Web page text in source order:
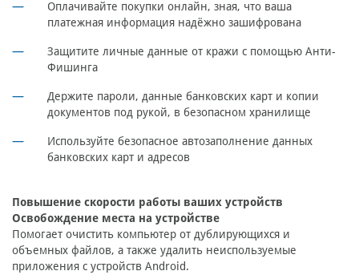
Оплачивайте покупки онлайн, зная, что ваша
платежная информация надёжно зашифрована
Защитите личные данные от кражи с помощью Анти-
Фишинга
Держите пароли, данные банковских карт и копии
документов под рукой, в безопасном хранилище
Используйте безопасное автозаполнение данных
банковских карт и адресов
Повышение скорости работы ваших устройств
Освобождение места на устройстве
Помогает очистить компьютер от дублирующихся и
объемных файлов, а также удалить неиспользуемые
приложения с устройств Android.